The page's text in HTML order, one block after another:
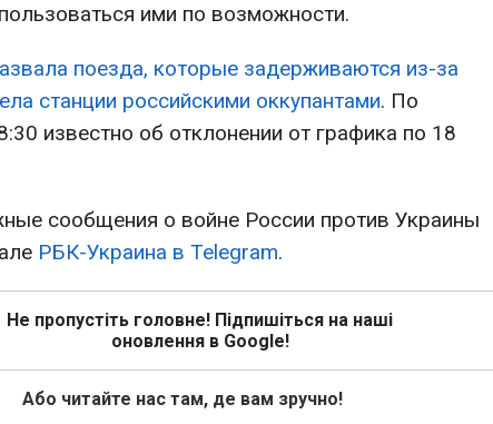
ими по возможности.
поезда, которые задерживаются из-за
станции российскими оккупантами. По
известно об отклонении от графика по 18
сообщения о войне России против Украины
РБК-Украина в Telegram.
Не пропустіть головне! Підпишіться на наші
оновлення в Google!
Або читайте нас там, де вам зручно!